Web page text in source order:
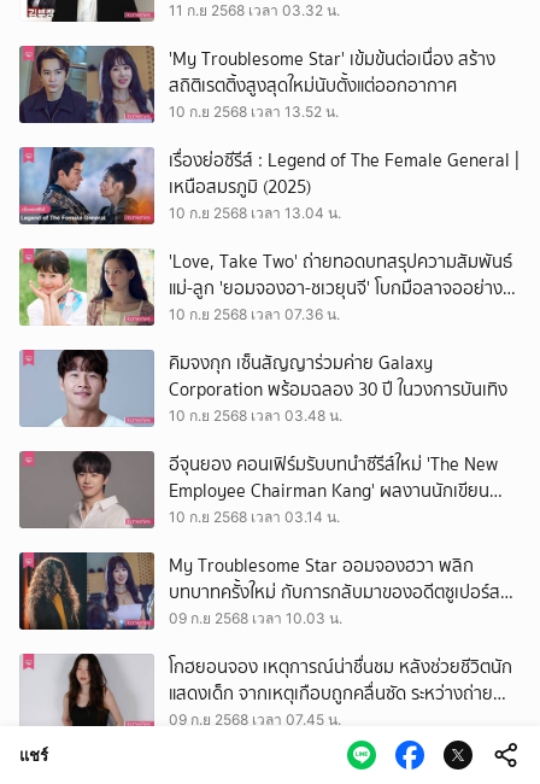
11 ก.ย 2568 เวลา 03.32 น.
'My Troublesome Star' เข้มข้นต่อเนื่อง สร้าง
สถิติเรตติ้งสูงสุดใหม่นับตั้งแต่ออกอากาศ
10 ก.ย 2568 เวลา 13.52 น.
เรื่องย่อซีรีส์ : Legend of The Female General |
เหนือสมรภูมิ (2025)
10 ก.ย 2568 เวลา 13.04 น.
'Love, Take Two' ถ่ายทอดบทสรุปความสัมพันธ์
แม่-ลูก 'ยอมจองอา-ชเวยุนจี' โบกมือลาจออย่าง
ซาบซึ้ง
10 ก.ย 2568 เวลา 07.36 น.
คิมจงกุก เซ็นสัญญาร่วมค่าย Galaxy
Corporation พร้อมฉลอง 30 ปี ในวงการบันเทิง
10 ก.ย 2568 เวลา 03.48 น.
อีจุนยอง คอนเฟิร์มรับบทนำซีรีส์ใหม่ 'The New
Employee Chairman Kang' ผลงานนักเขียน
Reborn Rich
10 ก.ย 2568 เวลา 03.14 น.
My Troublesome Star ออมจองฮวา พลิก
บทบาทครั้งใหม่ กับการกลับมาของอดีตซูเปอร์ส
ตาร์
09 ก.ย 2568 เวลา 10.03 น.
โกฮยอนจอง เหตุการณ์น่าชื่นชม หลังช่วยชีวิตนัก
แสดงเด็ก จากเหตุเกือบถูกคลื่นซัด ระหว่างถ่ายทำ
Queen Mantis
09 ก.ย 2568 เวลา 07.45 น.
พัคซอจุน – วอนจีอัน แท็กทีมถ่ายทอดความ
แชร์